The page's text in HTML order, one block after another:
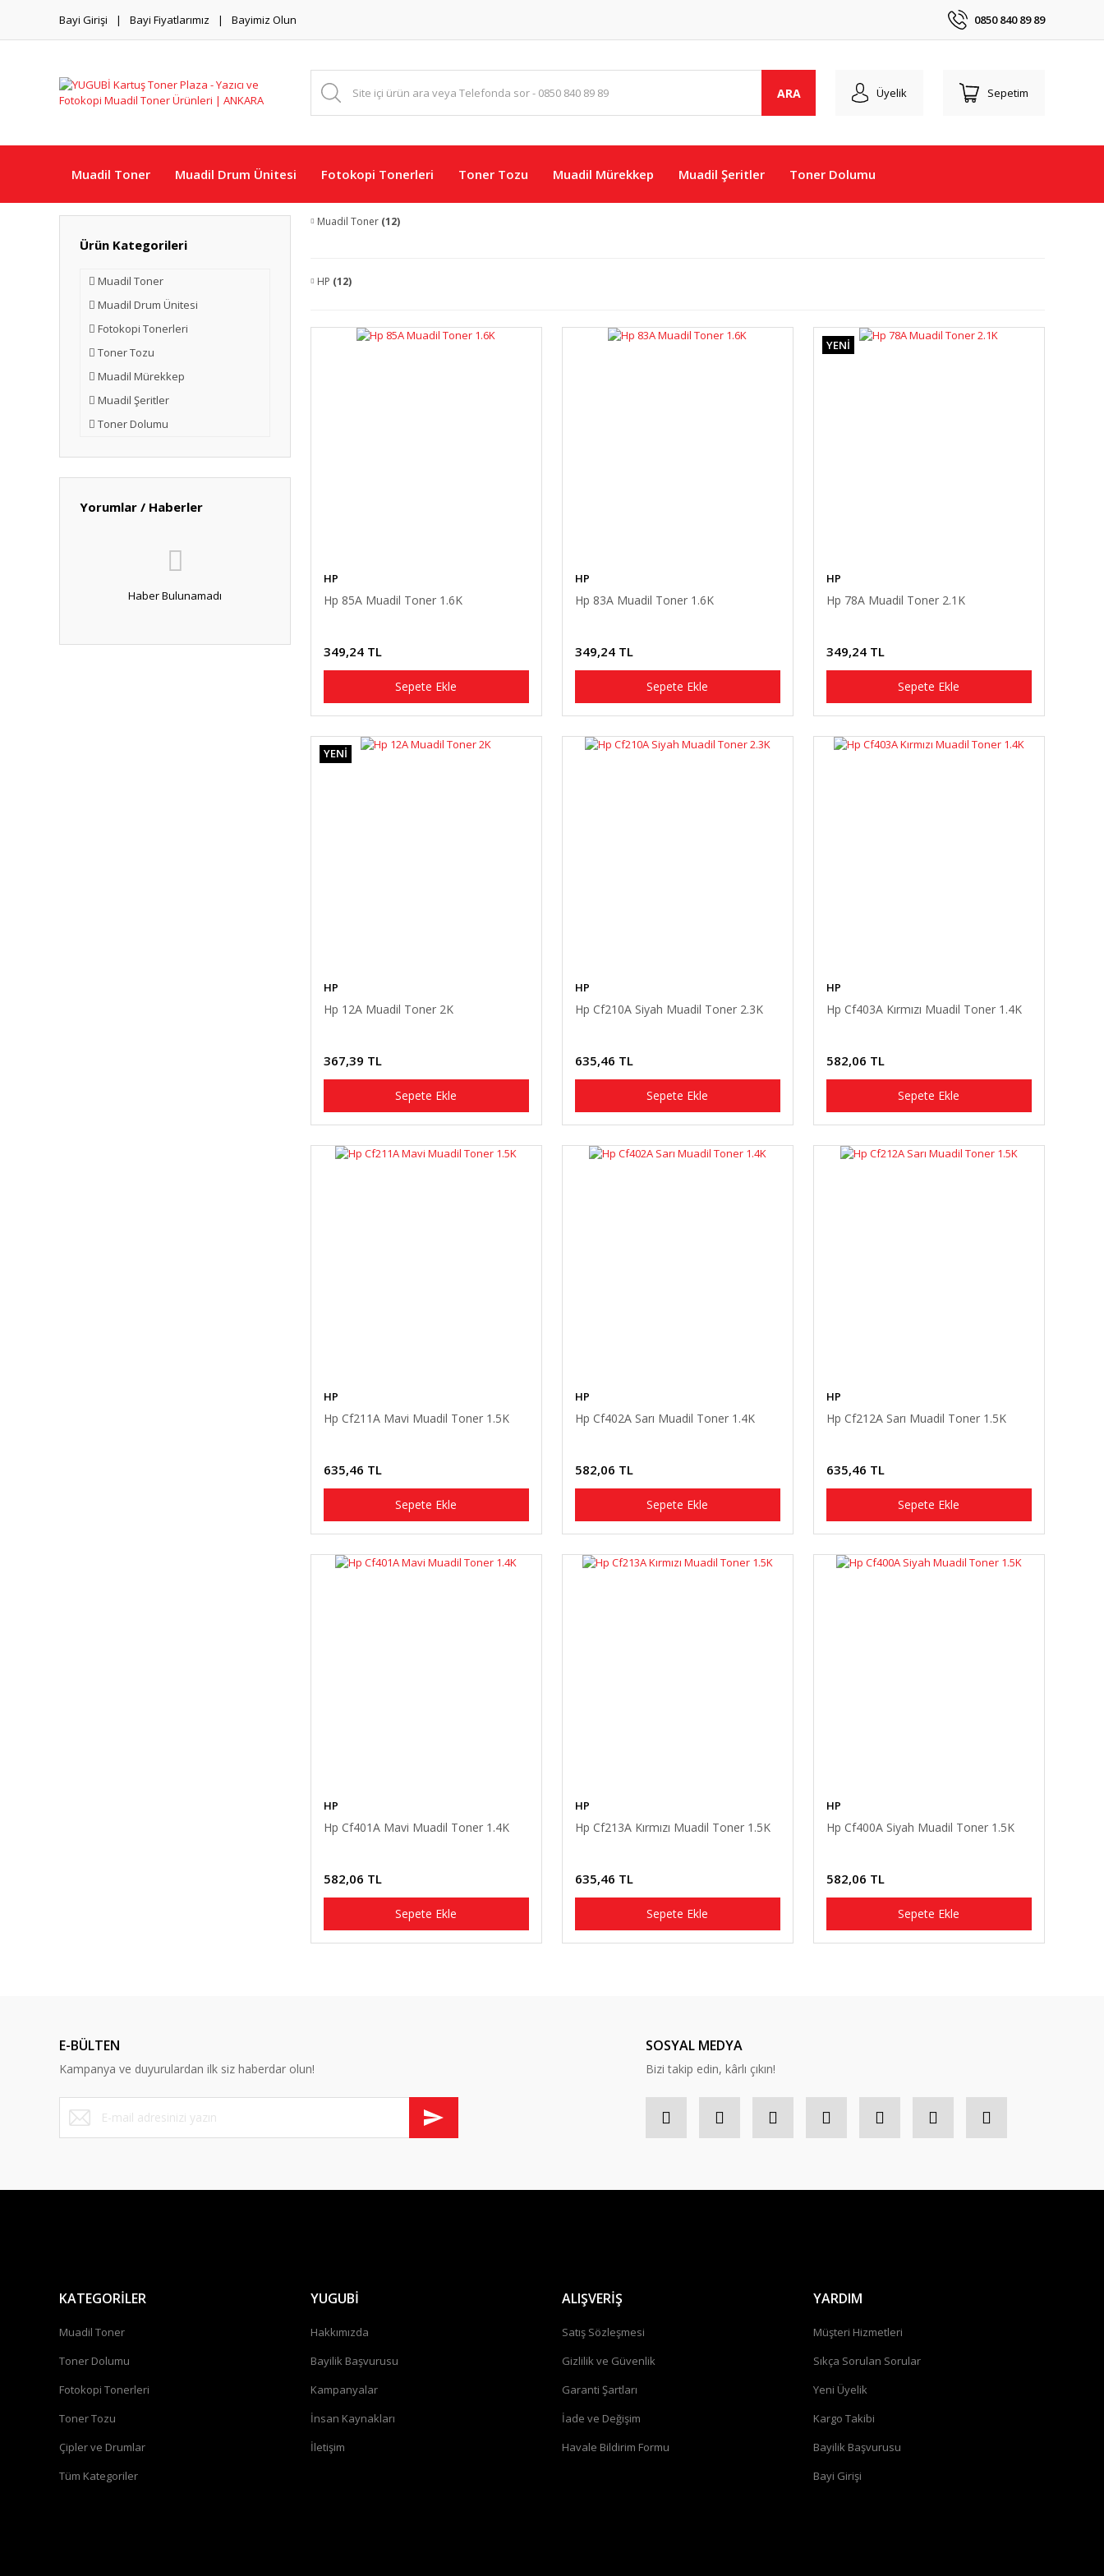
Bayi Girişi Bayi Fiyatlarımız Bayimiz Olun 0850 840 89 89
ARA Üyelik Sepetim
Muadil Toner Muadil Drum Ünitesi Fotokopi Tonerleri Toner Tozu Muadil Mürekkep Muadil Şeritler Toner Dolumu
Ürün Kategorileri
Muadil Toner
Muadil Drum Ünitesi
Fotokopi Tonerleri
Toner Tozu
Muadil Mürekkep
Muadil Şeritler
Toner Dolumu
Yorumlar / Haberler
Haber Bulunamadı
Muadil Toner (12)
HP (12)
HP
Hp 85A Muadil Toner 1.6K
349,24 TL
Sepete Ekle
HP
Hp 83A Muadil Toner 1.6K
349,24 TL
Sepete Ekle
YENİ
HP
Hp 78A Muadil Toner 2.1K
349,24 TL
Sepete Ekle
YENİ
HP
Hp 12A Muadil Toner 2K
367,39 TL
Sepete Ekle
HP
Hp Cf210A Siyah Muadil Toner 2.3K
635,46 TL
Sepete Ekle
HP
Hp Cf403A Kırmızı Muadil Toner 1.4K
582,06 TL
Sepete Ekle
HP
Hp Cf211A Mavi Muadil Toner 1.5K
635,46 TL
Sepete Ekle
HP
Hp Cf402A Sarı Muadil Toner 1.4K
582,06 TL
Sepete Ekle
HP
Hp Cf212A Sarı Muadil Toner 1.5K
635,46 TL
Sepete Ekle
HP
Hp Cf401A Mavi Muadil Toner 1.4K
582,06 TL
Sepete Ekle
HP
Hp Cf213A Kırmızı Muadil Toner 1.5K
635,46 TL
Sepete Ekle
HP
Hp Cf400A Siyah Muadil Toner 1.5K
582,06 TL
Sepete Ekle
E-BÜLTEN
Kampanya ve duyurulardan ilk siz haberdar olun!
SOSYAL MEDYA
Bizi takip edin, kârlı çıkın!
KATEGORİLER
Muadil Toner
Toner Dolumu
Fotokopi Tonerleri
Toner Tozu
Çipler ve Drumlar
Tüm Kategoriler
YUGUBİ
Hakkımızda
Bayilik Başvurusu
Kampanyalar
İnsan Kaynakları
İletişim
ALIŞVERİŞ
Satış Sözleşmesi
Gizlilik ve Güvenlik
Garanti Şartları
İade ve Değişim
Havale Bildirim Formu
YARDIM
Müşteri Hizmetleri
Sıkça Sorulan Sorular
Yeni Üyelik
Kargo Takibi
Bayilik Başvurusu
Bayi Girişi